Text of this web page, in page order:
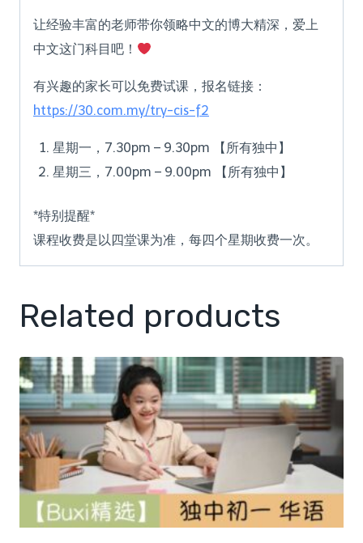
让经验丰富的老师带你领略中文的博大精深，爱上
中文这门科目吧！
有兴趣的家长可以免费试课，报名链接：
https://30.com.my/try-cis-f2
星期一，7.30pm – 9.30pm 【所有独中】
星期三，7.00pm – 9.00pm 【所有独中】
*特别提醒*
课程收费是以四堂课为准，每四个星期收费一次。
Related products